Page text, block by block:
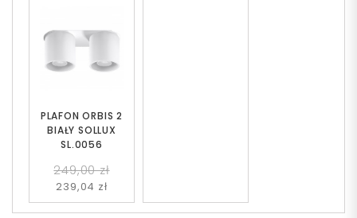
PLAFON ORBIS 2
BIAŁY SOLLUX
SL.0056
249,00 zł
239,04 zł